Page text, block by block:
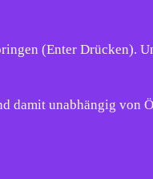
(Enter Drücken).
damit unabhängig